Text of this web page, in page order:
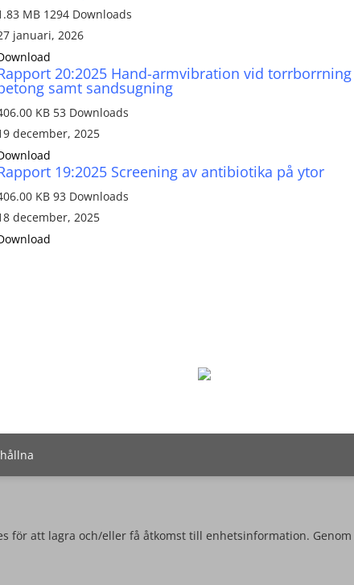
MB 1294 Downloads
januari, 2026
20:2025 Hand-armvibration vid torrborrning
samt sandsugning
KB 53 Downloads
december, 2025
19:2025 Screening av antibiotika på ytor
KB 93 Downloads
december, 2025
för att lagra och/eller få åtkomst till enhetsinformation.